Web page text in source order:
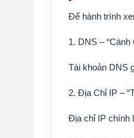
Để hành trình
1. DNS –
Tài khoản DNS
2. Địa Chỉ IP –
Địa chỉ IP chính